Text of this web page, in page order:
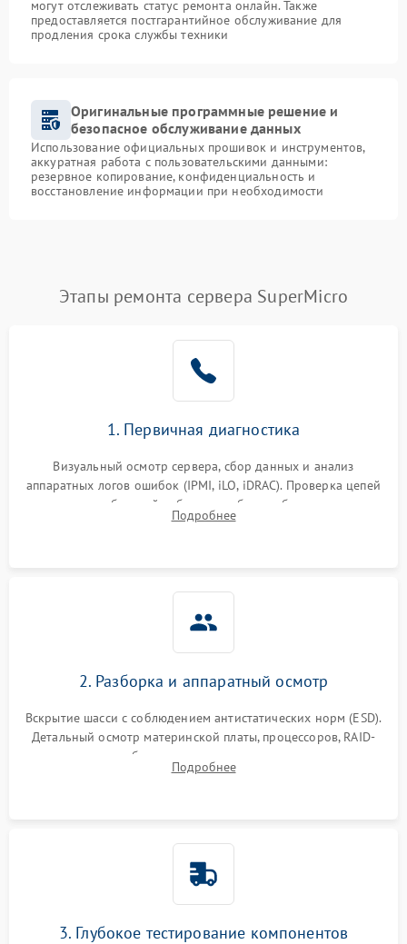
могут отслеживать статус ремонта онлайн. Также
предоставляется постгарантийное обслуживание для
продления срока службы техники
Оригинальные программные решение и
безопасное обслуживание данных
Использование официальных прошивок и инструментов,
аккуратная работа с пользовательскими данными:
резервное копирование, конфиденциальность и
восстановление информации при необходимости
Этапы ремонта сервера SuperMicro
1. Первичная диагностика
Визуальный осмотр сервера, сбор данных и анализ
аппаратных логов ошибок (IPMI, iLO, iDRAC). Проверка цепей
питания и базовой работоспособности без вскрытия
корпуса для быстрой локализации сбоя.
Подробнее
2. Разборка и аппаратный осмотр
Вскрытие шасси с соблюдением антистатических норм (ESD).
Детальный осмотр материнской платы, процессоров, RAID-
контроллеров и блоков питания на наличие термических
повреждений, прогаров или окислений.
Подробнее
3. Глубокое тестирование компонентов